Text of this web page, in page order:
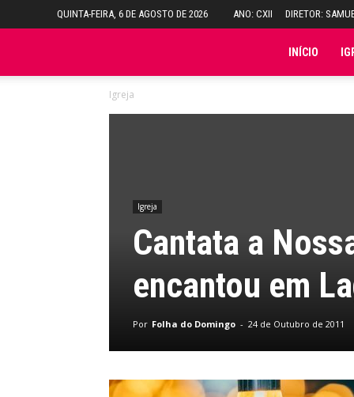
QUINTA-FEIRA, 6 DE AGOSTO DE 2026 ANO: CXII DIRETOR:
INÍCIO
Igreja
Igreja
Cantata a
encantou em
Por Folha do Domingo - 24 de Outubro de 2011